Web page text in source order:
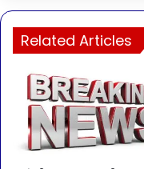
Related Articles